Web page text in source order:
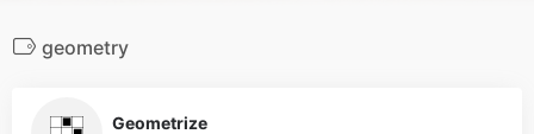
geometry
Geometrize